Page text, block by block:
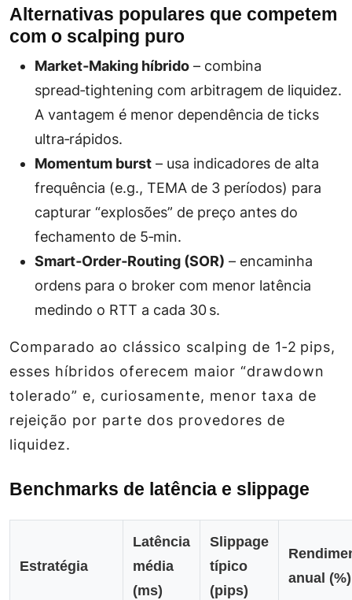
Alternativas populares que competem
com o scalping puro
Market‑Making híbrido – combina
spread‑tightening com arbitragem de liquidez.
A vantagem é menor dependência de ticks
ultra‑rápidos.
Momentum burst – usa indicadores de alta
frequência (e.g., TEMA de 3 períodos) para
capturar “explosões” de preço antes do
fechamento de 5‑min.
Smart‑Order‑Routing (SOR) – encaminha
ordens para o broker com menor latência
medindo o RTT a cada 30 s.
Comparado ao clássico scalping de 1‑2 pips,
esses híbridos oferecem maior “drawdown
tolerado” e, curiosamente, menor taxa de
rejeição por parte dos provedores de
liquidez.
Benchmarks de latência e slippage
Estratégia
Latência
média
(ms)
Slippage
típico
(pips)
anual (%)